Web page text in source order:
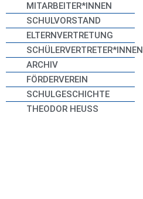
MITARBEITER*INNEN
SCHULVORSTAND
ELTERNVERTRETUNG
SCHÜLERVERTRETER*INNEN
ARCHIV
FÖRDERVEREIN
SCHULGESCHICHTE
THEODOR HEUSS